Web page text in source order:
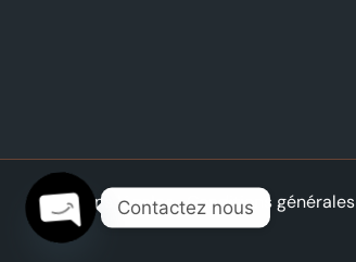
Mentions légales|Conditions générales
Contactez nous